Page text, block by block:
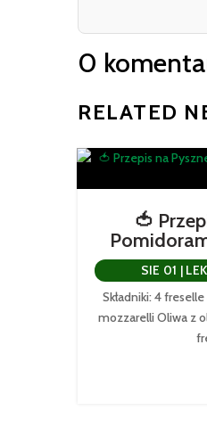
0
RELATED
🍅
SIE 01 |
Składniki: 4
mozzarelli Oliwa z